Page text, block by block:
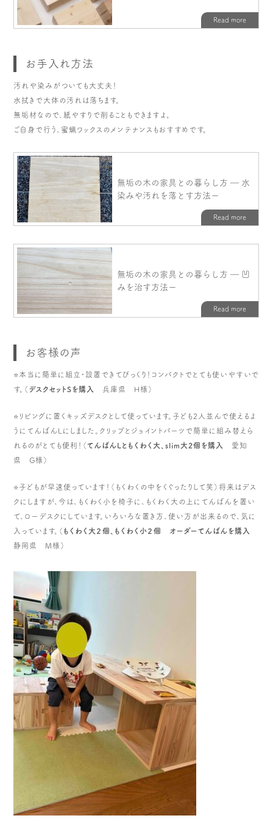
お手入れ方法
汚れや染みがついても大丈夫！
水拭きで大体の汚れは落ちます。
無垢材なので、紙やすりで削ることもできますよ。
ご自身で行う、蜜蝋ワックスのメンテナンスもおすすめです。
お客様の声
⭐️本当に簡単に組立・設置できてびっくり！コンパクトでとても使いやすいで
す。（ デスクセットSを購入 兵庫県 H様）
⭐️リビングに置くキッズデスクとして使っています。子ども2人並んで使えるよ
うにてんばんLにしました。クリップとジョイントパーツで簡単に組み替えら
れるのがとても便利！（てんばんLともくわく大、slim大2個を購入
愛知
県 G様）
⭐️子どもが早速使っています！（もくわくの中をくぐったりして笑）将来はデス
クにしますが、今は、もくわく小を椅子に、もくわく大の上にてんばんを置い
て、ローデスクにしています。いろいろな置き方、使い方が出来るので、気に
入っています。（ もくわく大２個、もくわく小２個 オーダーてんばんを購入
静岡県 M様）